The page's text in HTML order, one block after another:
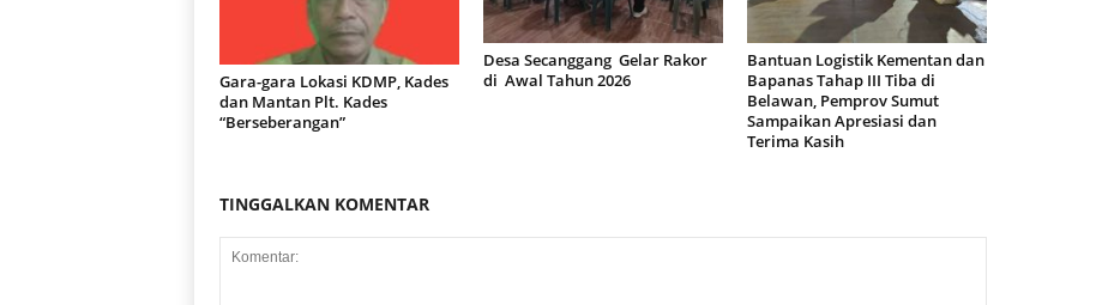
Gara-gara Lokasi KDMP, Kades
dan Mantan Plt. Kades
“Berseberangan”
Desa Secanggang Gelar Rakor
di Awal Tahun 2026
Bantuan Logistik Kementan dan
Bapanas Tahap III Tiba di
Belawan, Pemprov Sumut
Sampaikan Apresiasi dan
Terima Kasih
TINGGALKAN KOMENTAR